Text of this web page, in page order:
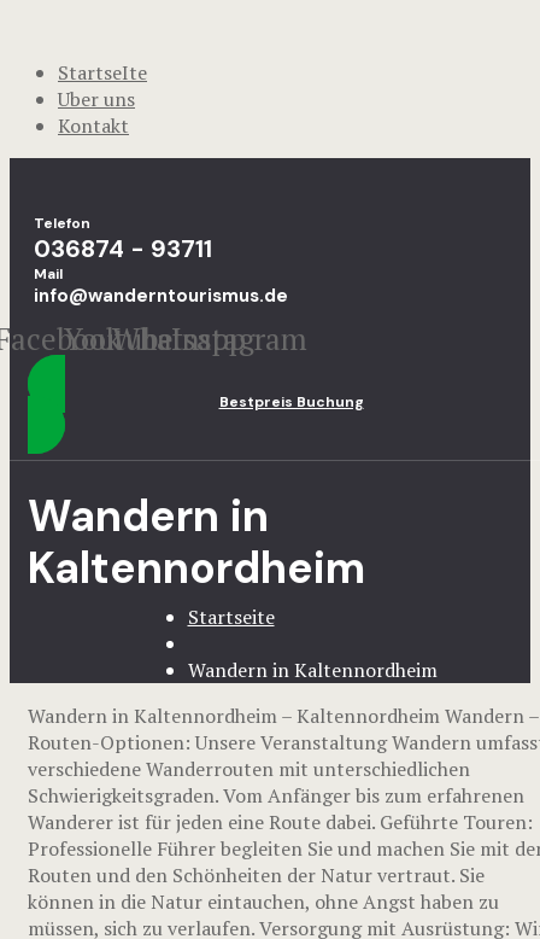
StartseIte
Uber uns
Kontakt
Telefon
036874 - 93711
Mail
info@wanderntourismus.de
Youtube
Whatsapp
Instagram
Bestpreis Buchung
Wandern in
Kaltennordheim
Startseite
Wandern in Kaltennordheim
Wandern in Kaltennordheim – Kaltennordheim Wandern –
Routen-Optionen: Unsere Veranstaltung Wandern
verschiedene Wanderrouten mit unterschiedlichen
Schwierigkeitsgraden. Vom Anfänger bis zum erfahrenen
Wanderer ist für jeden eine Route dabei. Geführte Touren:
Professionelle Führer begleiten Sie und machen Sie mit
Routen und den Schönheiten der Natur vertraut. Sie
können in die Natur eintauchen, ohne Angst haben zu
müssen, sich zu verlaufen. Versorgung mit Ausrüstung: